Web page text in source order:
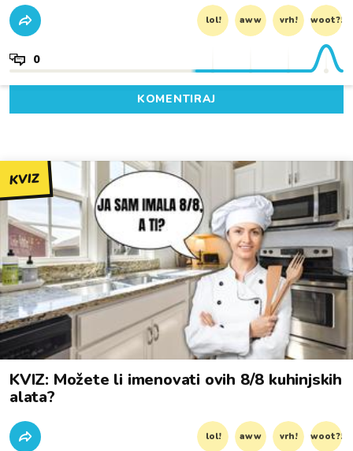
lol! aww vrh! woot?!
0
KOMENTIRAJ
KVIZ
KVIZ: Možete li imenovati ovih 8/8 kuhinjskih
alata?
lol! aww vrh! woot?!